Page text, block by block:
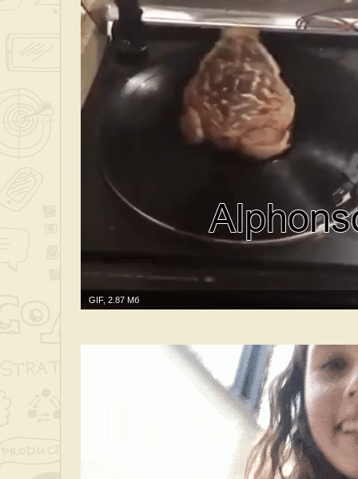
GIF, 2.87 Мб